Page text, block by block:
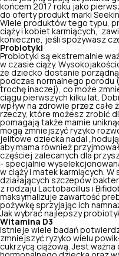
końcem 2017 roku jako
do oferty produkt marki
Wiele produktów tego typu,
ciąży i kobiet karmiących,
konieczne, jeśli spożywasz
Probiotyki
Probiotyki są ekstremalnie
w czasie ciąży.
że dziecko dostanie
podczas normalnego porodu
trochę inaczej), co może
ciągu pierwszych kilku lat.
wpływ na zdrowie przez
rzeczy, które możesz zrobić
pomagają także mamie
mogą zmniejszyć ryzyko
jelitowe dziecka nadal
aby mama również
częściej zalecanych dla
- specjalnie
w ciąży i matek karmiących. W
działających szczepów
z rodzaju Lactobacillus i
maksymalizuje zawartość
pożywkę sprzyjając ich
Jak wybrać najlepszy
Witamina D3
Istnieje wiele badań
zmniejszyć ryzyko wielu
cukrzycą ciążową. Jest ważna